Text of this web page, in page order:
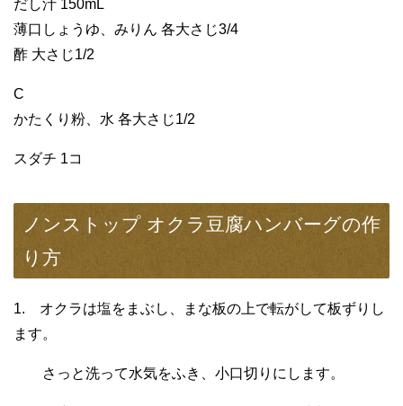
だし汁 150mL
薄口しょうゆ、みりん 各大さじ3/4
酢 大さじ1/2
C
かたくり粉、水 各大さじ1/2
スダチ 1コ
ノンストップ オクラ豆腐ハンバーグの作
り方
1. オクラは塩をまぶし、まな板の上で転がして板ずりし
ます。
さっと洗って水気をふき、小口切りにします。